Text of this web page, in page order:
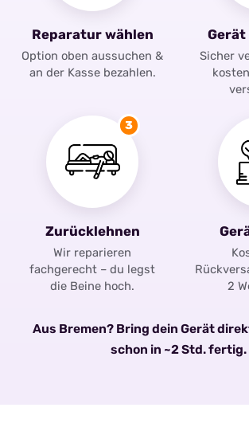
Reparatur wählen
Option oben aussuchen &
an der Kasse bezahlen.
Gerät
Sicher
3
Zurücklehnen
Wir reparieren
fachgerecht – du legst
die Beine hoch.
2
Aus Bremen? Bring dein Gerät
schon in ~2 Std. fertig.